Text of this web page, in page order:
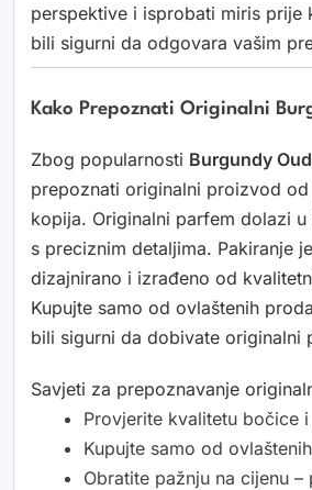
perspektive i isprobati miris prije
bili sigurni da odgovara vašim
Kako Prepoznati Originalni
Zbog popularnosti Burgundy Oud
prepoznati originalni proizvod
kopija. Originalni parfem dolazi
s preciznim detaljima. Pakiranje
dizajnirano i izrađeno od
Kupujte samo od ovlaštenih
bili sigurni da dobivate originalni
Savjeti za prepoznavanje
Provjerite kvalitetu bočice
Kupujte samo od
Obratite pažnju na cijenu –